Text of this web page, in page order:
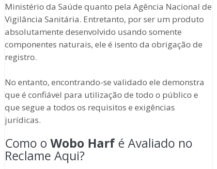
Ministério da Saúde quanto pela Agência Nacional de
Vigilância Sanitária. Entretanto, por ser um produto
absolutamente desenvolvido usando somente
componentes naturais, ele é isento da obrigação de
registro.
No entanto, encontrando-se validado ele demonstra
que é confiável para utilização de todo o público e
que segue a todos os requisitos e exigências
jurídicas.
Como o Wobo Harfé Avaliado no
Reclame Aqui?